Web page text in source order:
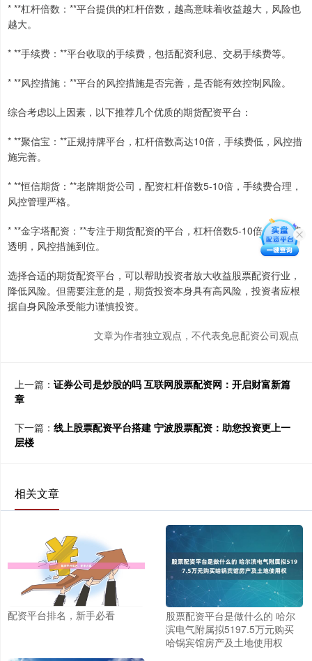
* **杠杆倍数：**平台提供的杠杆倍数，越高意味着收益越大，风险也
越大。
* **手续费：**平台收取的手续费，包括配资利息、交易手续费等。
* **风控措施：**平台的风控措施是否完善，是否能有效控制风险。
综合考虑以上因素，以下推荐几个优质的期货配资平台：
* **聚信宝：**正规持牌平台，杠杆倍数高达10倍，手续费低，风控措
施完善。
* **恒信期货：**老牌期货公司，配资杠杆倍数5-10倍，手续费合理，
风控管理严格。
* **金字塔配资：**专注于期货配资的平台，杠杆倍数5-10倍，手续费
透明，风控措施到位。
选择合适的期货配资平台，可以帮助投资者放大收益股票配资行业，
降低风险。但需要注意的是，期货投资本身具有高风险，投资者应根
据自身风险承受能力谨慎投资。
文章为作者独立观点，不代表免息配资公司观点
上一篇： 证券公司是炒股的吗 互联网股票配资网：开启财富新篇
章
下一篇： 线上股票配资平台搭建 宁波股票配资：助您投资更上一
层楼
相关文章
配资平台排名，新手必看
股票配资平台是做什么的 哈尔
滨电气附属拟5197.5万元购买
哈锅宾馆房产及土地使用权